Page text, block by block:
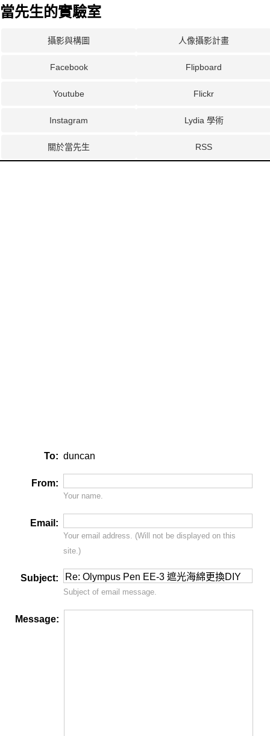
當先生的實驗室
攝影與構圖 人像攝影計畫
Facebook Flipboard
Youtube Flickr
Instagram Lydia 學術
關於當先生 RSS
To: duncan
From:
Your name.
Email:
Your email address. (Will notbe displayed on this
site.)
Subject:
Subject of email message.
Message: